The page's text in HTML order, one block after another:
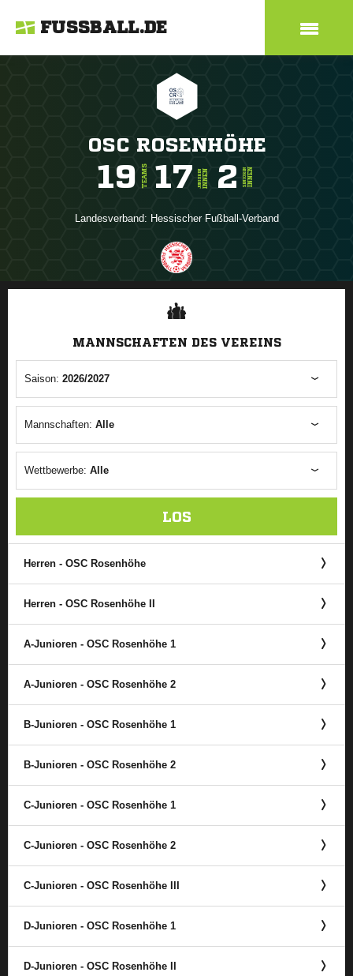
FUSSBALL.DE
OSC ROSENHÖHE
19 TEAMS 17 JUNIORENINNEN 2 SENIORENINNEN
Landesverband: Hessischer Fußball-Verband
ANZEIGE
MANNSCHAFTEN DES VEREINS
Saison: 2026/2027
Mannschaften: Alle
Wettbewerbe: Alle
LOS
Herren - OSC Rosenhöhe
Herren - OSC Rosenhöhe II
A-Junioren - OSC Rosenhöhe 1
A-Junioren - OSC Rosenhöhe 2
B-Junioren - OSC Rosenhöhe 1
B-Junioren - OSC Rosenhöhe 2
C-Junioren - OSC Rosenhöhe 1
C-Junioren - OSC Rosenhöhe 2
C-Junioren - OSC Rosenhöhe III
D-Junioren - OSC Rosenhöhe 1
D-Junioren - OSC Rosenhöhe II